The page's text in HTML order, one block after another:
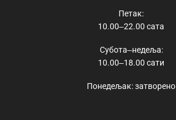
Петак:
10.00‒22.00 сата
Субота‒недеља:
10.00‒18.00 сати
Понедељак: затворено